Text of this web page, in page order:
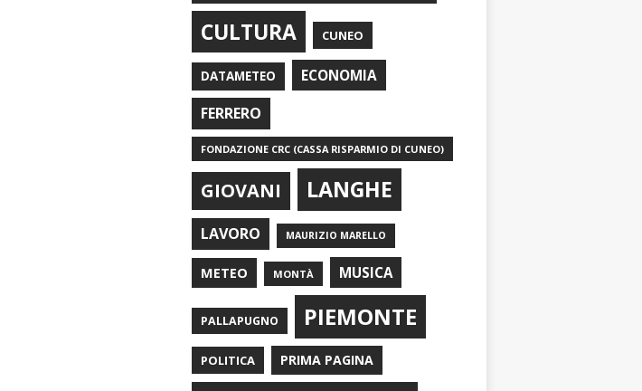
CULTURA CUNEO
DATAMETEO ECONOMIA
FERRERO
FONDAZIONE CRC (CASSA RISPARMIO DI CUNEO)
GIOVANI LANGHE
LAVORO MAURIZIO MARELLO
METEO MONTÀ MUSICA
PALLAPUGNO PIEMONTE
POLITICA PRIMA PAGINA